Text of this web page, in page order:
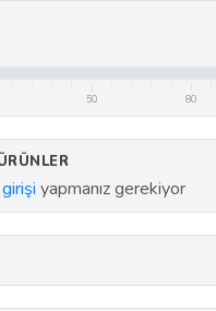
50 80
yapmanız gerekiyor